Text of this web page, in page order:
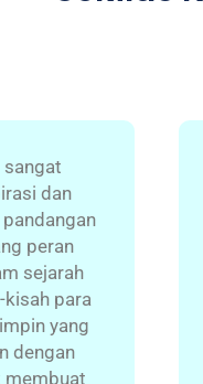
sangat
dan
peran
sejarah
kisah para
yang
dengan
membuat